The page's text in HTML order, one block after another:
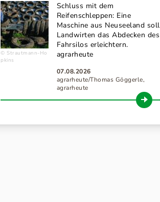
Strautmann-Ho
pkins
Schluss mit dem
Reifenschleppen: Eine
Maschine aus Neuseeland soll
Landwirten das Abdecken des
Fahrsilos erleichtern.
agrarheute
07.08.2026
agrarheute/Thomas Göggerle,
agrarheute